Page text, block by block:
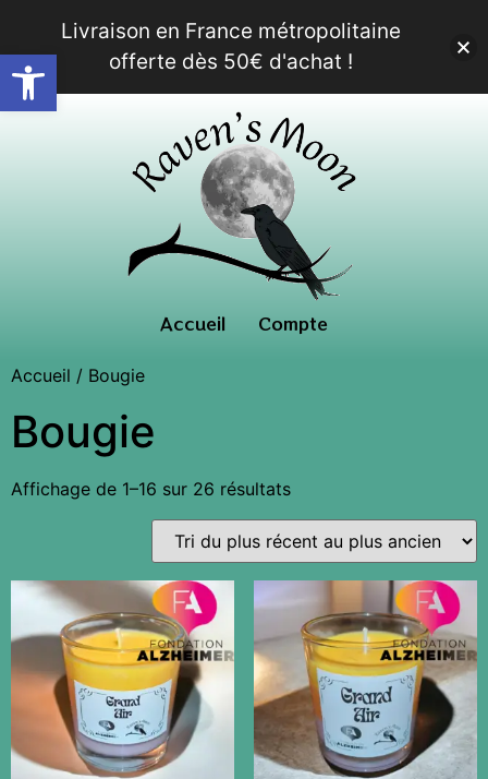
Ouvrir la barre d’outils
Accueil Compte
Accueil / Bougie
Bougie
Affichage de 1–16 sur 26 résultats
Livraison en France métropolitaine
offerte dès 50€ d'achat !